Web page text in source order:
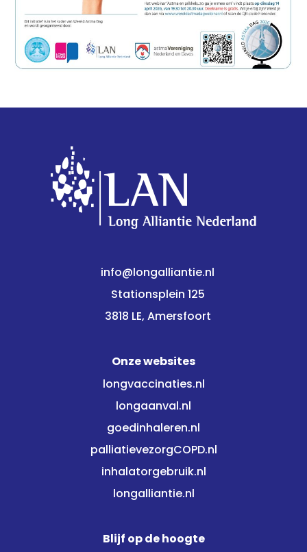
info@longalliantie.nl
Stationsplein 125
3818 LE, Amersfoort
Onze websites
longvaccinaties.nl
longaanval.nl
goedinhaleren.nl
palliatievezorgCOPD.nl
inhalatorgebruik.nl
longalliantie.nl
Blijf op de hoogte